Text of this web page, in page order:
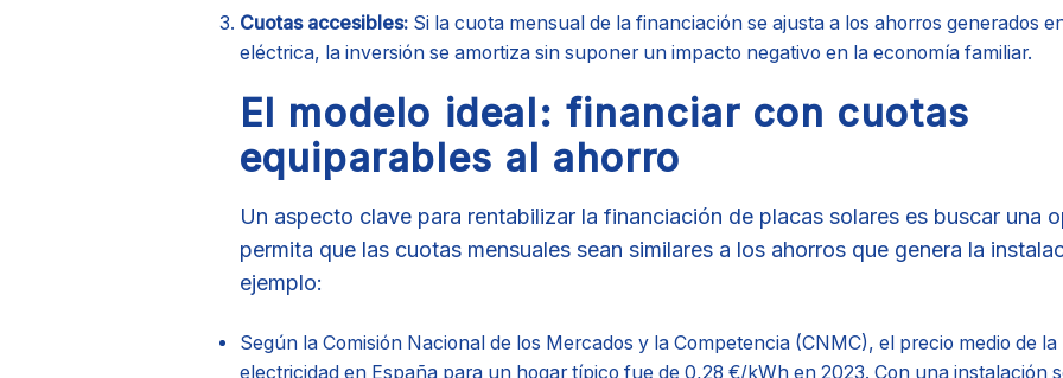
Cuotas accesibles:Si la cuota mensual de la financiación se ajusta a los ahorros generados
eléctrica, la inversión se amortiza sin suponer un impacto negativo en la economía familiar.
El modelo ideal: financiar con cuotas
equiparables al ahorro
Un aspecto clave para rentabilizar la financiación de placas solares es buscar una
permita que las cuotas mensuales sean similares a los ahorros que genera la
ejemplo:
Según la Comisión Nacional de los Mercados y la Competencia (CNMC), el precio medio de la
electricidad en España para un hogar típico fue de 0,28 €/kWh en 2023. Con una instalación